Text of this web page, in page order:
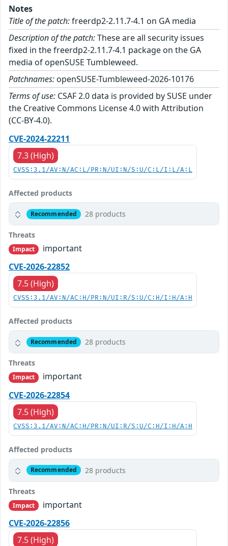
Notes
Title of the patch:freerdp2-2.11.7-4.1 on GA media
Description of the patch:These are all security issues
fixed in the freerdp2-2.11.7-4.1 package on the GA
media of openSUSE Tumbleweed.
Patchnames: openSUSE-Tumbleweed-2026-10176
Terms of use: CSAF 2.0 data is provided by SUSE under
the Creative Commons License 4.0 with Attribution
(CC-BY-4.0).
CVE-2024-22211
7.3 (High)
CVSS:3.1/AV:N/AC:L/PR:N/UI:N/S:U/C:L/I:L/A:L
Affected products
Recommended 28 products
Threats
Impact
important
CVE-2026-22852
7.5 (High)
CVSS:3.1/AV:N/AC:H/PR:N/UI:R/S:U/C:H/I:H/A:H
Affected products
Recommended 28 products
Threats
Impact
important
CVE-2026-22854
7.5 (High)
CVSS:3.1/AV:N/AC:H/PR:N/UI:R/S:U/C:H/I:H/A:H
Affected products
Recommended 28 products
Threats
Impact
important
CVE-2026-22856
7.5 (High)